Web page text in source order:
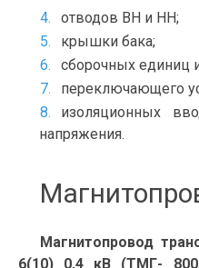
отводов ВН и НН;
крышки бака;
сборочных единиц
переключающего
изоляционных
напряжения.
Магнитопровод
6(10) 0,4 кВ (ТМГ-